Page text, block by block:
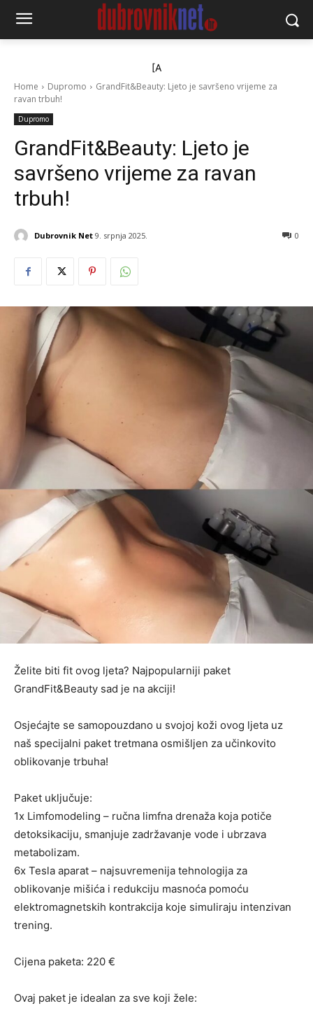
[A
Home
Dupromo
GrandFit&Beauty: Ljeto je savršeno vrijeme za
ravan trbuh!
Dupromo
GrandFit&Beauty: Ljeto je
savršeno vrijeme za ravan
trbuh!
Dubrovnik Net 9. srpnja 2025. 0
Želite biti fit ovog ljeta? Najpopularniji paket
GrandFit&Beauty sad je na akciji!
Osjećajte se samopouzdano u svojoj koži ovog ljeta uz
naš specijalni paket tretmana osmišljen za učinkovito
oblikovanje trbuha!
Paket uključuje:
1x Limfomodeling – ručna limfna drenaža koja potiče
detoksikaciju, smanjuje zadržavanje vode i ubrzava
metabolizam.
6x Tesla aparat – najsuvremenija tehnologija za
oblikovanje mišića i redukciju masnoća pomoću
elektromagnetskih kontrakcija koje simuliraju intenzivan
trening.
Cijena paketa: 220 €
Ovaj paket je idealan za sve koji žele: